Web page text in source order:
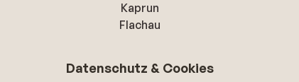
Kaprun
Flachau
Datenschutz & Cookies